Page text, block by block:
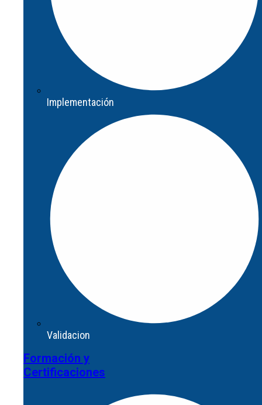
Implementación
Formación y
Implementación
Validacion
Formación y
Certificaciones